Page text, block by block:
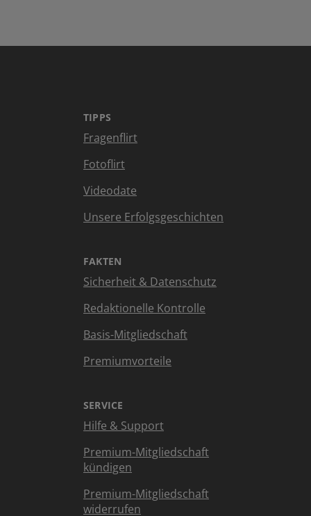
TIPPS
Fragenflirt
Fotoflirt
Videodate
Unsere Erfolgsgeschichten
FAKTEN
Sicherheit & Datenschutz
Redaktionelle Kontrolle
Basis-Mitgliedschaft
Premiumvorteile
SERVICE
Hilfe & Support
Premium-Mitgliedschaft
kündigen
Premium-Mitgliedschaft
widerrufen